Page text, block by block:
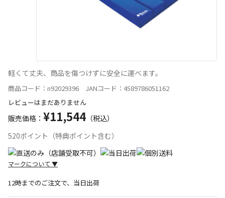
軽くて丈夫、商品を傷つけずに安全に運べます。
商品コード：n92029396 JANコード：4589786051162
レビューはまだありません
販売価格： ¥11,544 （税込）
520ポイント（特典ポイント含む）
マークについて ▼
12時までのご注文で、当日出荷